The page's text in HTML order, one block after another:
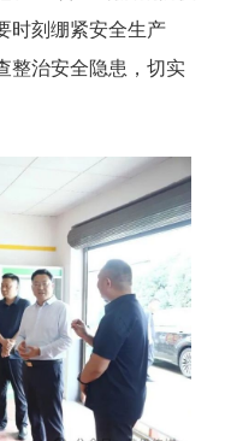
时刻绷紧安全生产
整治安全隐患，切实